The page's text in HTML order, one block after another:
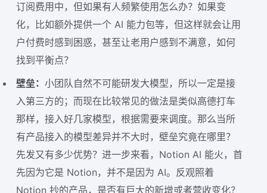
订阅费用中，但如果有人频繁使用怎么办？如果变
化，比如额外提供一个 AI 能力包等，但这样就会让用
户付费时感到困惑，甚至让老用户感到不满意，如何
找到平衡点？
壁垒：小团队自然不可能研发大模型，所以一定是接
入第三方的；而现在比较常见的做法是类似高德打车
那样，接入好几家模型，根据需要来调度。那么当所
有产品接入的模型差异并不大时，壁垒究竟在哪里？
先发又有多少优势？进一步来看，Notion AI 能火，首
先因为它是 Notion，并不是因为 AI。反观照着
Notion 抄的产品，是否有巨大的新增或者营收变化？